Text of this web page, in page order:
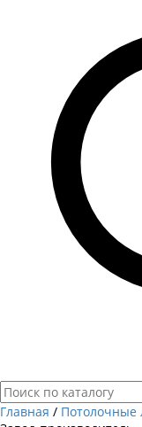
Главная / Потолочные